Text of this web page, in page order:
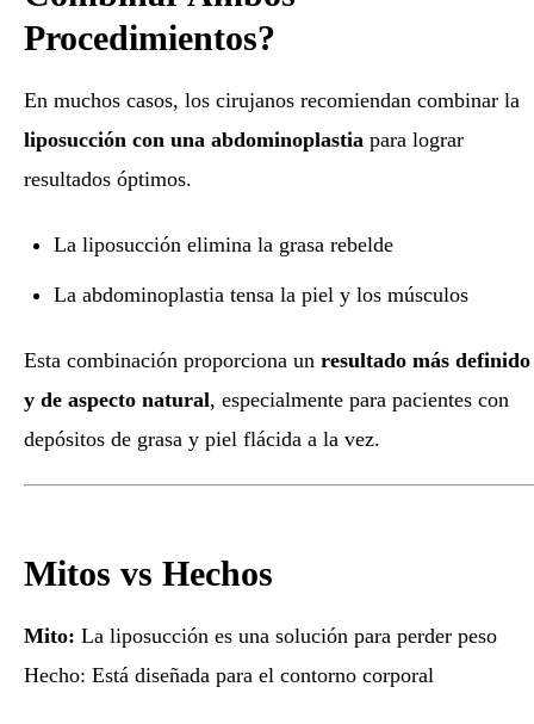
Procedimientos?
En muchos casos, los cirujanos recomiendan combinar la
liposucción con una abdominoplastia para lograr
resultados óptimos.
La liposucción elimina la grasa rebelde
La abdominoplastia tensa la piel y los músculos
Esta combinación proporciona un resultado más definido
y de aspecto natural, especialmente para pacientes con
depósitos de grasa y piel flácida a la vez.
Mitos vs Hechos
Mito: La liposucción es una solución para perder peso
Hecho: Está diseñada para el contorno corporal